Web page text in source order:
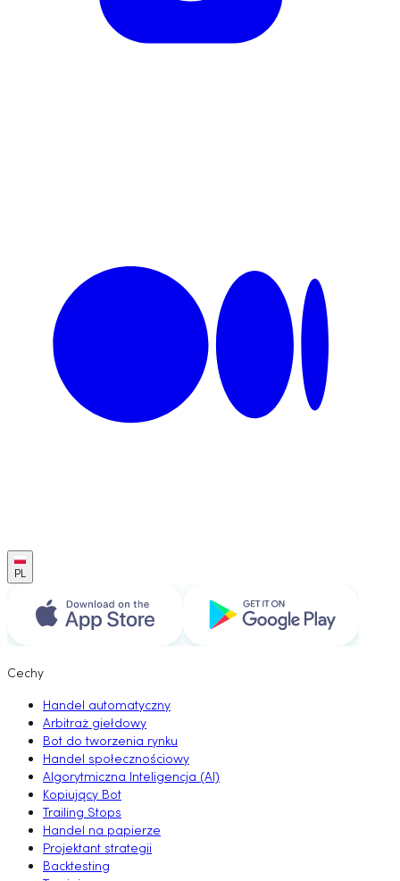
PL
Cechy
Handel automatyczny
Arbitraż giełdowy
Bot do tworzenia rynku
Handel społecznościowy
Algorytmiczna Inteligencja (AI)
Kopiujący Bot
Trailing Stops
Handel na papierze
Projektant strategii
Backtesting